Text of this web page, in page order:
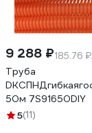
9 288 ₽185.76
Труба
50м 7S91650DIY
5(11)